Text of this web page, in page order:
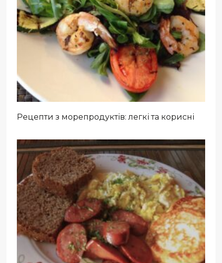
Рецепти з морепродуктів: легкі та корисні